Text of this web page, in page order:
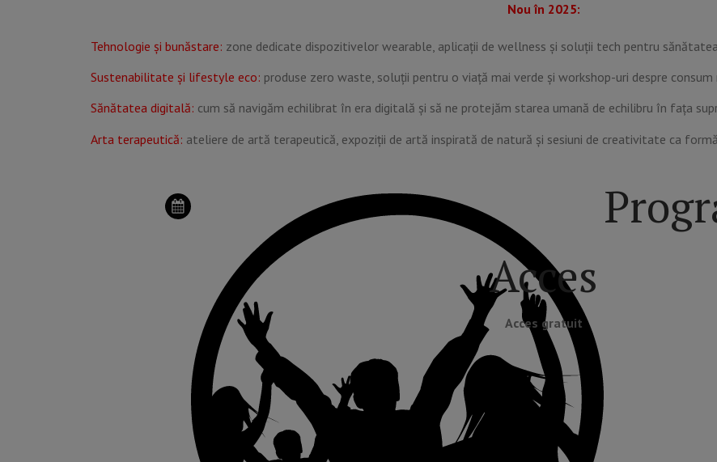
Nou în 2025:
Tehnologie și bunăstare: zone dedicate dispozitivelor wearable, aplicații de wellness și soluții tech pentru
Sustenabilitate și lifestyle eco: produse zero waste, soluții pentru o viață mai verde și workshop-uri despre consum
Sănătatea digitală: cum să navigăm echilibrat în era digitală și să ne protejăm starea umană de echilibru în fața
Arta terapeutică: ateliere de artă terapeutică, expoziții de artă inspirată de natură și sesiuni de creativitate ca
Acces
Acces gratuit